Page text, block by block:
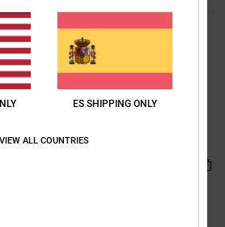
Camiseta de manga corta Azul
Chicos 8-16
DOBLE PROMO -25% EXTRA
ES SHIPPING ONLY
VIEW ALL COUNTRIES